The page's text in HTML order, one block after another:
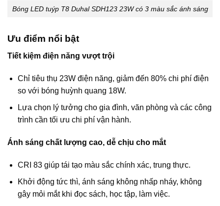
Bóng LED tuýp T8 Duhal SDH123 23W có 3 màu sắc ánh sáng
Ưu điểm nổi bật
Tiết kiệm điện năng vượt trội
Chỉ tiêu thụ 23W điện năng, giảm đến 80% chi phí điện
so với bóng huỳnh quang 18W.
Lựa chọn lý tưởng cho gia đình, văn phòng và các công
trình cần tối ưu chi phí vận hành.
Ánh sáng chất lượng cao, dễ chịu cho mắt
CRI 83 giúp tái tạo màu sắc chính xác, trung thực.
Khởi động tức thì, ánh sáng không nhấp nháy, không
gây mỏi mắt khi đọc sách, học tập, làm việc.